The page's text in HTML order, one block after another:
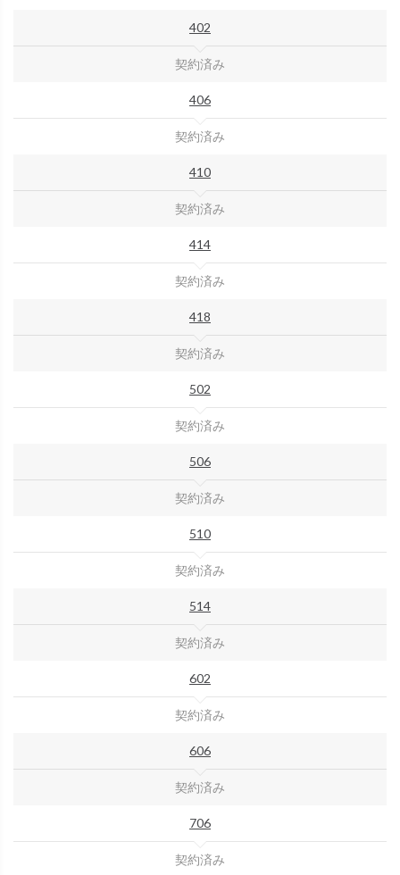
402
契約済み
406
契約済み
410
契約済み
414
契約済み
418
契約済み
502
契約済み
506
契約済み
510
契約済み
514
契約済み
602
契約済み
606
契約済み
706
契約済み